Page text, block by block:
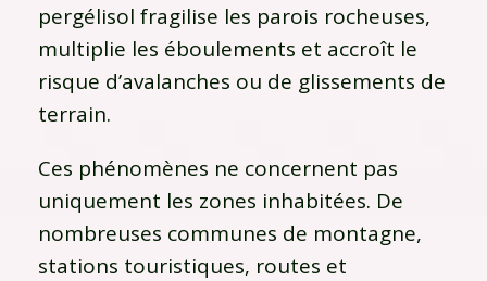
pergélisol fragilise les parois rocheuses,
multiplie les éboulements et accroît le
risque d’avalanches ou de glissements de
terrain.
Ces phénomènes ne concernent pas
uniquement les zones inhabitées. De
nombreuses communes de montagne,
stations touristiques, routes et